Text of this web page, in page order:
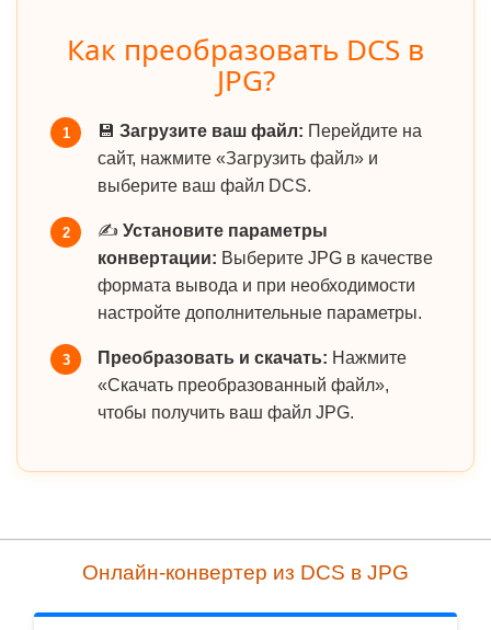
Как преобразовать DCS в
JPG?
1 💾 Загрузите ваш файл: Перейдите на
сайт, нажмите «Загрузить файл» и
выберите ваш файл DCS.
2 ✍️ Установите параметры
конвертации: Выберите JPG в качестве
формата вывода и при необходимости
настройте дополнительные параметры.
3 Преобразовать и скачать: Нажмите
«Скачать преобразованный файл»,
чтобы получить ваш файл JPG.
Онлайн-конвертер из DCS в JPG